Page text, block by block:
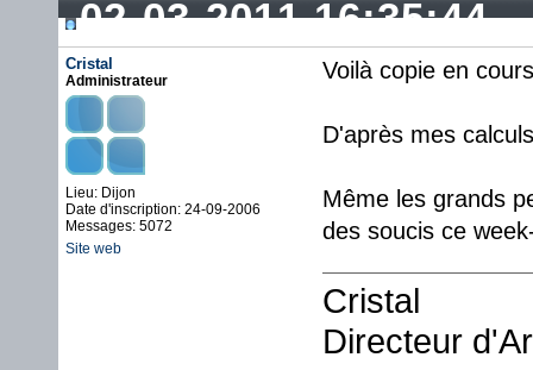
02-03-2011 16:35:44
Cristal
Administrateur
Lieu: Dijon
Date d'inscription: 24-09-2006
Messages: 5072
Site web
Voilà copie en
D'après mes
Même les grands
des soucis ce
Cristal
Directeur